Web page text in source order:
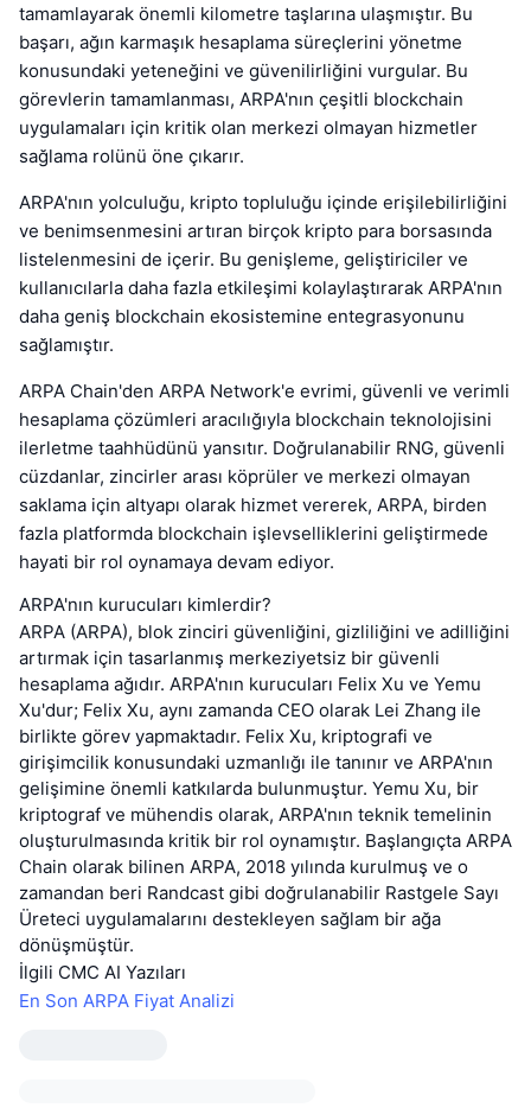
tamamlayarak önemli kilometre taşlarına ulaşmıştır. Bu
başarı, ağın karmaşık hesaplama süreçlerini yönetme
konusundaki yeteneğini ve güvenilirliğini vurgular. Bu
görevlerin tamamlanması, ARPA'nın çeşitli blockchain
uygulamaları için kritik olan merkezi olmayan hizmetler
sağlama rolünü öne çıkarır.
ARPA'nın yolculuğu, kripto topluluğu içinde erişilebilirliğini
ve benimsenmesini artıran birçok kripto para borsasında
listelenmesini de içerir. Bu genişleme, geliştiriciler ve
kullanıcılarla daha fazla etkileşimi kolaylaştırarak ARPA'nın
daha geniş blockchain ekosistemine entegrasyonunu
sağlamıştır.
ARPA Chain'den ARPA Network'e evrimi, güvenli ve verimli
hesaplama çözümleri aracılığıyla blockchain teknolojisini
ilerletme taahhüdünü yansıtır. Doğrulanabilir RNG, güvenli
cüzdanlar, zincirler arası köprüler ve merkezi olmayan
saklama için altyapı olarak hizmet vererek, ARPA, birden
fazla platformda blockchain işlevselliklerini geliştirmede
hayati bir rol oynamaya devam ediyor.
ARPA'nın kurucuları kimlerdir?
ARPA (ARPA), blok zinciri güvenliğini, gizliliğini ve adilliğini
artırmak için tasarlanmış merkeziyetsiz bir güvenli
hesaplama ağıdır. ARPA'nın kurucuları Felix Xu ve Yemu
Xu'dur; Felix Xu, aynı zamanda CEO olarak Lei Zhang ile
birlikte görev yapmaktadır. Felix Xu, kriptografi ve
girişimcilik konusundaki uzmanlığı ile tanınır ve ARPA'nın
gelişimine önemli katkılarda bulunmuştur. Yemu Xu, bir
kriptograf ve mühendis olarak, ARPA'nın teknik temelinin
oluşturulmasında kritik bir rol oynamıştır. Başlangıçta ARPA
Chain olarak bilinen ARPA, 2018 yılında kurulmuş ve o
zamandan beri Randcast gibi doğrulanabilir Rastgele Sayı
Üreteci uygulamalarını destekleyen sağlam bir ağa
dönüşmüştür.
İlgili CMC AI Yazıları
En Son ARPA Fiyat Analizi